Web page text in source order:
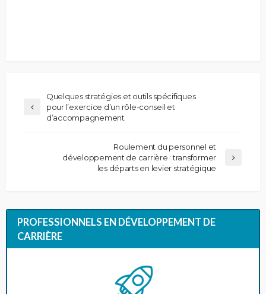
Quelques stratégies et outils spécifiques
pour l’exercice d’un rôle-conseil et
d’accompagnement
Roulement du personnel et
développement de carrière : transformer
les départs en levier stratégique
PROFESSIONNELS EN DÉVELOPPEMENT DE
CARRIÈRE